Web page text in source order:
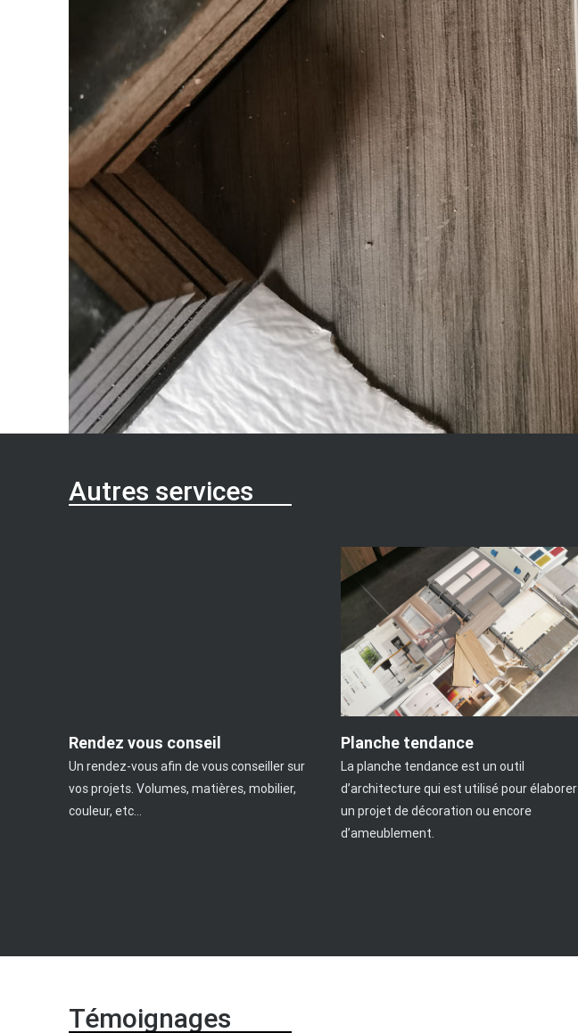
Autres services
Rendez vous conseil
Un rendez-vous afin de vous conseiller sur
vos projets. Volumes, matières, mobilier,
couleur, etc...
Planche tendance
La planche tendance est un outil
d’architecture qui est utilisé pour élaborer
un projet de décoration ou encore
d’ameublement.
Témoignages